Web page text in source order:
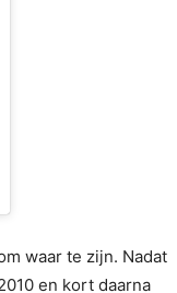
waar te zijn. Nadat
en kort daarna